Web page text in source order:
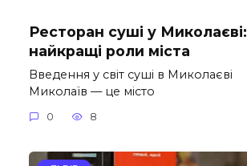
Ресторан суші у Миколаєві:
найкращі роли міста
Введення у світ суші в Миколаєві
Миколаїв — це місто
0 8